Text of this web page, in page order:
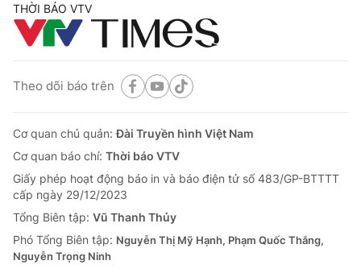
THỜI BÁO VTV
Theo dõi báo trên
Cơ quan chủ quản:Đài Truyền hình Việt Nam
Cơ quan báo chí: Thời báo VTV
Giấy phép hoạt động báo in và báo điện tử số 483/GP-BTTTT
cấp ngày 29/12/2023
Tổng Biên tập: Vũ Thanh Thủy
Phó Tổng Biên tập: Nguyễn Thị Mỹ Hạnh, Phạm Quốc Thắng,
Nguyễn Trọng Ninh